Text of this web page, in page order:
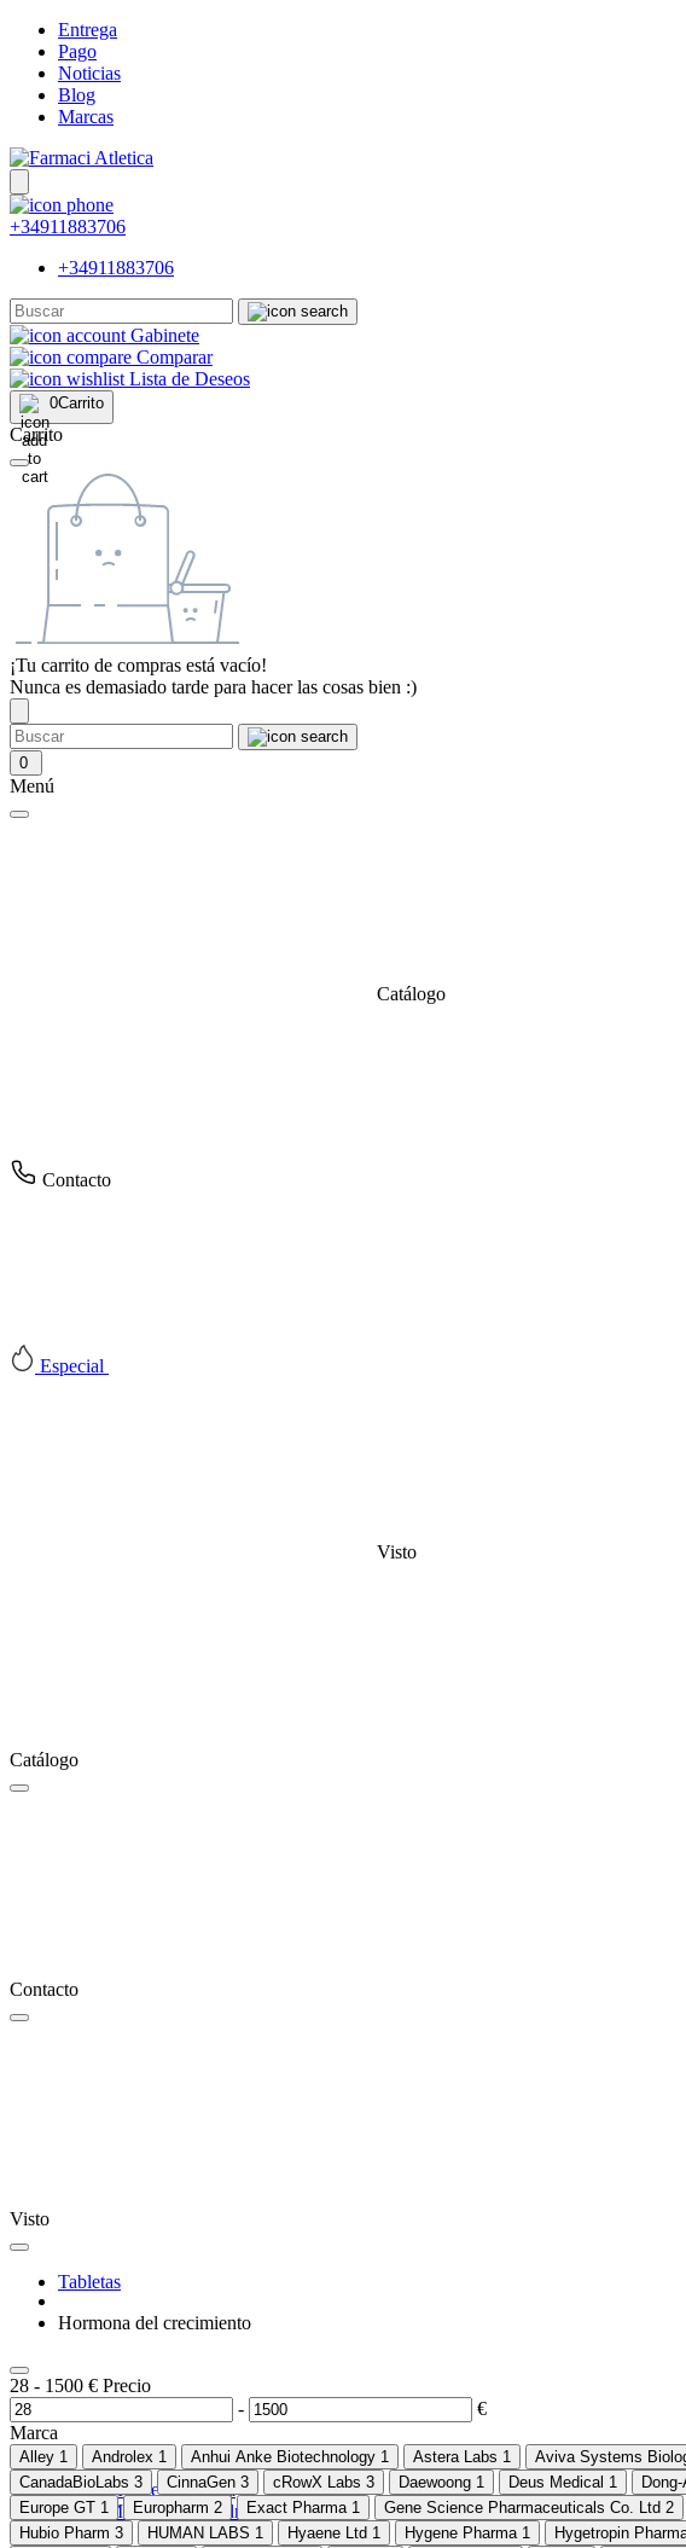
Entrega
Pago
Noticias
Blog
Marcas
+34911883706
+34911883706
Gabinete
Comparar
Lista de Deseos
0Carrito
Carrito
¡Tu carrito de compras está vacío!
Nunca es demasiado tarde para hacer las cosas bien :)
0
Menú
Catálogo
Contacto
Especial
Visto
Catálogo
Contacto
Visto
Tabletas
Metiltestosterona
Mildronato dihidratado
Hormona del crecimiento
28 - 1500 € Precio
-
€
Marca
Alley 1 Androlex 1 Anhui Anke Biotechnology 1 Astera Labs 1 Aviva Systems
CanadaBioLabs 3 CinnaGen 3 cRowX Labs 3 Daewoong 1 Deus Medical 1
Europe GT 1 Europharm 2 Exact Pharma 1 Gene Science Pharmaceuticals Co. Ltd 2
Hubio Pharm 3 HUMAN LABS 1 Hyaene Ltd 1 Hygene Pharma 1 Hygetropin